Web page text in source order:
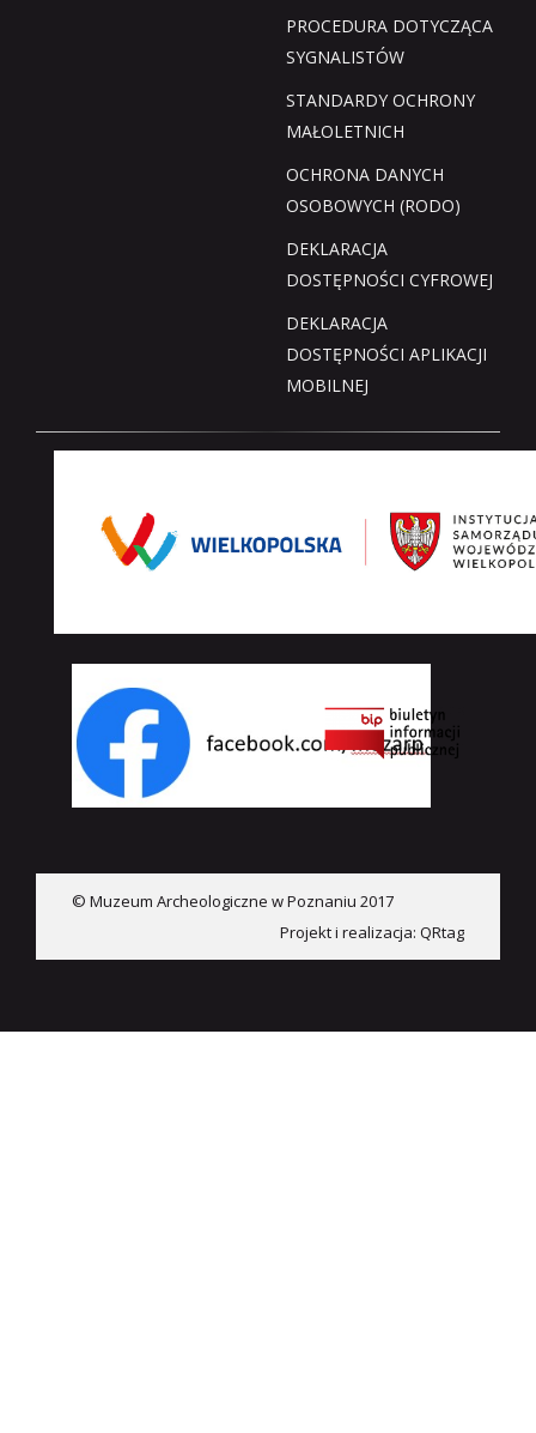
PROCEDURA DOTYCZĄCA
SYGNALISTÓW
STANDARDY OCHRONY
MAŁOLETNICH
OCHRONA DANYCH
OSOBOWYCH (RODO)
DEKLARACJA
DOSTĘPNOŚCI CYFROWEJ
DEKLARACJA
DOSTĘPNOŚCI APLIKACJI
MOBILNEJ
© Muzeum Archeologiczne w Poznaniu 2017
Projekt i realizacja: QRtag